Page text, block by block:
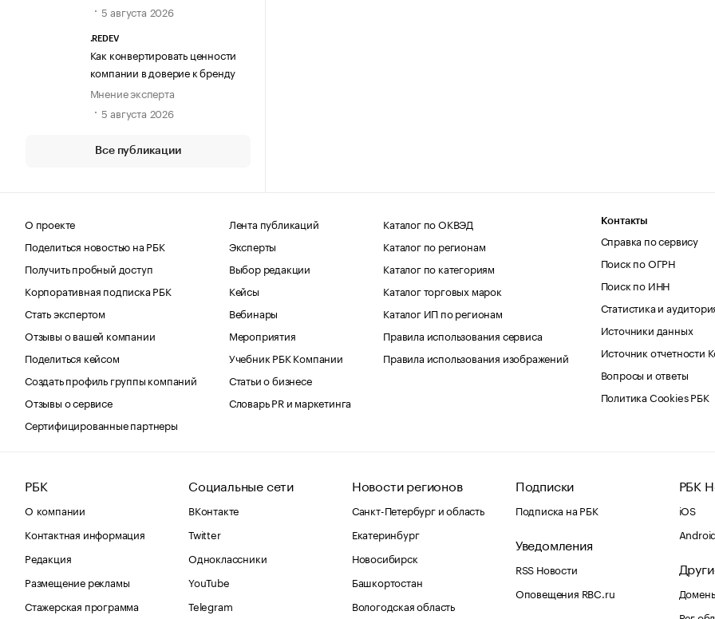
5 августа 2026
.REDEV
Как конвертировать ценности
компании в доверие к бренду
Мнение эксперта
5 августа 2026
Все публикации
О проекте
Поделиться новостью на РБК
Получить пробный доступ
Корпоративная подписка РБК
Стать экспертом
Отзывы о вашей компании
Поделиться кейсом
Создать профиль группы компаний
Отзывы о сервисе
Сертифицированные партнеры
Лента публикаций
Эксперты
Выбор редакции
Кейсы
Вебинары
Мероприятия
Учебник РБК Компании
Статьи о бизнесе
Словарь PR и маркетинга
Каталог по ОКВЭД
Каталог по регионам
Каталог по категориям
Каталог торговых марок
Каталог ИП по регионам
Правила использования сервиса
Правила использования изображений
Контакты
Справка по сервису
Поиск по ОГРН
Поиск по ИНН
Статистика и
Источники данных
Источник отчетности
Вопросы и ответы
Политика Cookies РБК
РБК
О компании
Контактная информация
Редакция
Размещение рекламы
Стажерская программа
Социальные сети
ВКонтакте
Twitter
Одноклассники
YouTube
Telegram
Новости регионов
Санкт-Петербург и область
Екатеринбург
Новосибирск
Башкортостан
Вологодская область
Подписки
Подписка на РБК
Уведомления
RSS Новости
Оповещения RBC.ru
РБК
iOS